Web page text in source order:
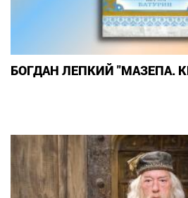
БОГДАН ЛЕПКИЙ "МАЗЕПА.